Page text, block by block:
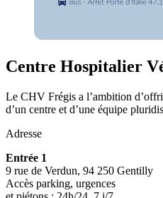
Centre Hospitalier
Le CHV Frégis a l’ambition
d’un centre et d’une équipe
Adresse
Entrée 1
9 rue de Verdun, 94 250 Gentilly
Accès parking, urgences